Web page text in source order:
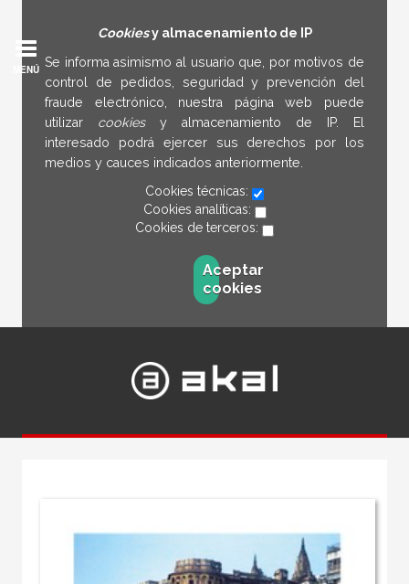
Cookiesy almacenamiento de IP
Se informa asimismo al usuario que, por motivos de
control de pedidos, seguridad y prevención del
fraude electrónico, nuestra página web puede
utilizar cookies y almacenamiento de IP. El
interesado podrá ejercer sus derechos por los
medios y cauces indicados anteriormente.
Cookies técnicas:
Cookies analíticas:
Cookies de terceros:
Aceptar
cookies
MENÚ